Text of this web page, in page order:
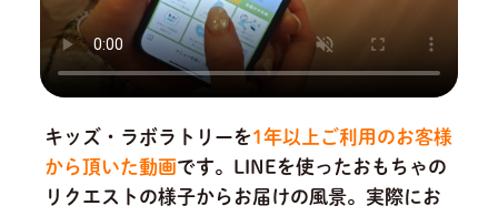
キッズ・ラボラトリーを1年以上ご利用のお客様
から頂いた動画です。 LINEを使ったおもちゃの
リクエストの様子からお届けの風景。実際にお